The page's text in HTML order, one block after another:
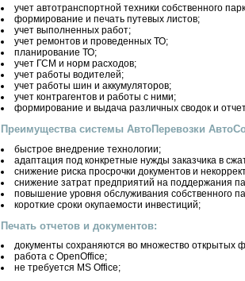
учет автотранспортной техники собственного
формирование и печать путевых листов;
учет выполненных работ;
учет ремонтов и проведенных ТО;
планирование ТО;
учет ГСМ и норм расходов;
учет работы водителей;
учет работы шин и аккумуляторов;
учет контрагентов и работы с ними;
формирование и выдача различных сводок и
Преимущества системы АвтоПеревозки
быстрое внедрение технологии;
адаптация под конкретные нужды заказчика в
снижение риска просрочки документов и
снижение затрат предприятий на поддержания
повышение уровня обслуживания собственного
короткие сроки окупаемости инвестиций;
Печать отчетов и документов:
документы сохраняются во множество открытых
работа с OpenOffice;
не требуется MS Office;